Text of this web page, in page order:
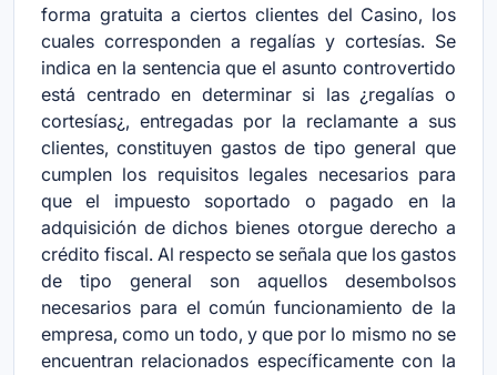
forma gratuita a ciertos clientes del Casino, los
cuales corresponden a regalías y cortesías. Se
indica en la sentencia que el asunto controvertido
está centrado en determinar si las ¿regalías o
cortesías¿, entregadas por la reclamante a sus
clientes, constituyen gastos de tipo general que
cumplen los requisitos legales necesarios para
que el impuesto soportado o pagado en la
adquisición de dichos bienes otorgue derecho a
crédito fiscal. Al respecto se señala que los gastos
de tipo general son aquellos desembolsos
necesarios para el común funcionamiento de la
empresa, como un todo, y que por lo mismo no se
encuentran relacionados específicamente con la